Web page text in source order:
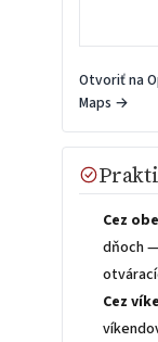
Otvoriť na
Maps →
Cez
dňoch
Cez